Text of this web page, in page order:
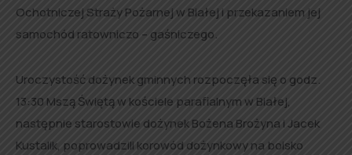
Ochotniczej Straży Pożarnej w Białej i przekazaniem jej
samochód ratowniczo – gaśniczego.
Uroczystość dożynek gminnych rozpoczęła się o godz.
13:30 Mszą Świętą w kościele parafialnym w Białej,
następnie starostowie dożynek Bożena Brożyna i Jacek
Kustalik, poprowadzili korowód dożynkowy na boisko